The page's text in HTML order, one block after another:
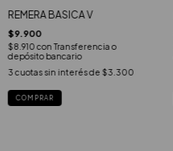
REMERA BASICA V
$9.900
$8.910con Transferencia o
depósito bancario
3 cuotas sin interés de $3.300
COMPRAR